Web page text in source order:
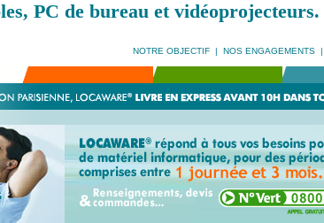
PC de bureau et vidéoprojecteurs.
NOTRE OBJECTIF| NOS ENGAGEMENTS|